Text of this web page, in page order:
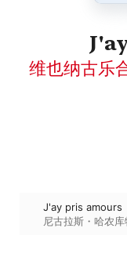
维也纳古乐
J'ay pris amours
尼古拉斯・哈农库